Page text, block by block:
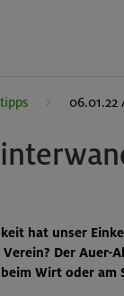
06.01.22
hat unser
Der Auer-
Wirt oder